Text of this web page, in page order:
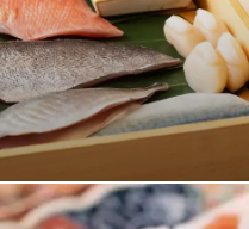
路町719 SKビル1F(京都タワービル東向
出回らない「がす海老」な